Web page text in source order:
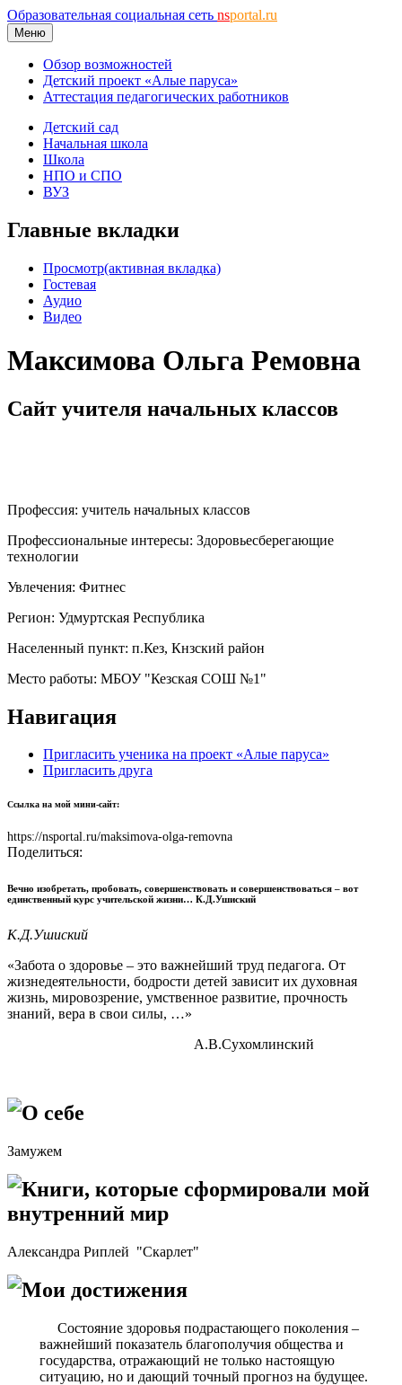
Образовательная социальная сеть nsportal.ru
Меню
Обзор возможностей
Детский проект «Алые паруса»
Аттестация педагогических работников
Детский сад
Начальная школа
Школа
НПО и СПО
ВУЗ
Главные вкладки
Просмотр(активная вкладка)
Гостевая
Аудио
Видео
Максимова Ольга Ремовна
Сайт учителя начальных классов
Профессия: учитель начальных классов
Профессиональные интересы: Здоровьесберегающие
технологии
Увлечения: Фитнес
Регион: Удмуртская Республика
Населенный пункт: п.Кез, Кнзский район
Место работы: МБОУ "Кезская СОШ №1"
Навигация
Пригласить ученика на проект «Алые паруса»
Пригласить друга
Ссылка на мой мини-сайт:
https://nsportal.ru/maksimova-olga-removna
Поделиться:
Вечно изобретать, пробовать, совершенствовать и совершенствоваться – вот
единственный курс учительской жизни… К.Д.Ушиский
К.Д.Ушиский
«Забота о здоровье – это важнейший труд педагога. От
жизнедеятельности, бодрости детей зависит их духовная
жизнь, мировозрение, умственное развитие, прочность
знаний, вера в свои силы, …»
А.В.Сухомлинский
О себе
Замужем
Книги, которые сформировали мой
внутренний мир
Александра Риплей "Скарлет"
Мои достижения
Состояние здоровья подрастающего поколения –
важнейший показатель благополучия общества и
государства, отражающий не только настоящую
ситуацию, но и дающий точный прогноз на будущее.